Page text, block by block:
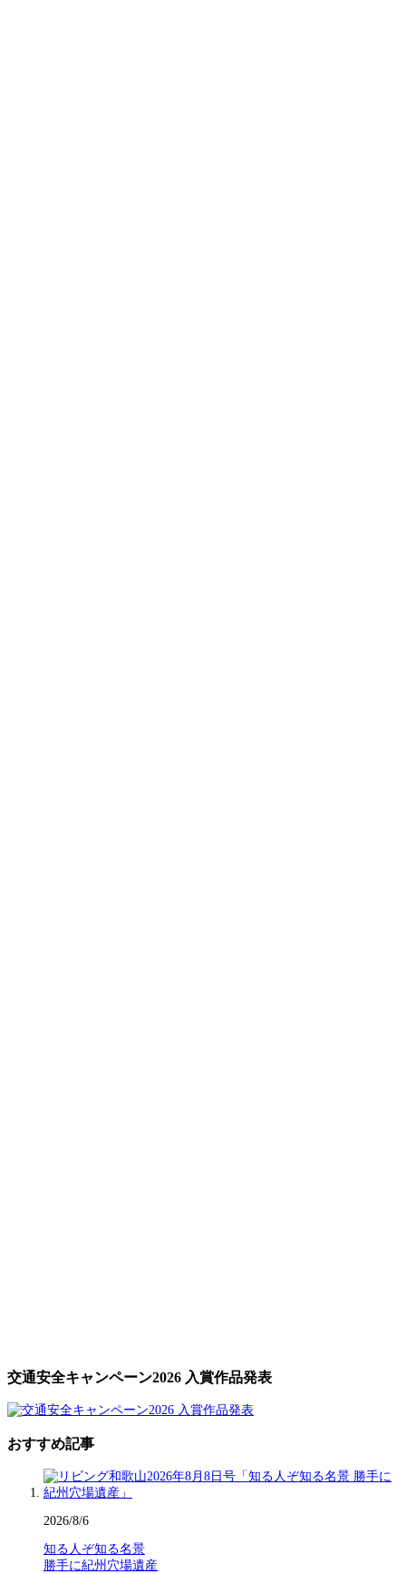
交通安全キャンペーン2026 入賞作品発表
おすすめ記事
2026/8/6
知る人ぞ知る名景
勝手に紀州穴場遺産